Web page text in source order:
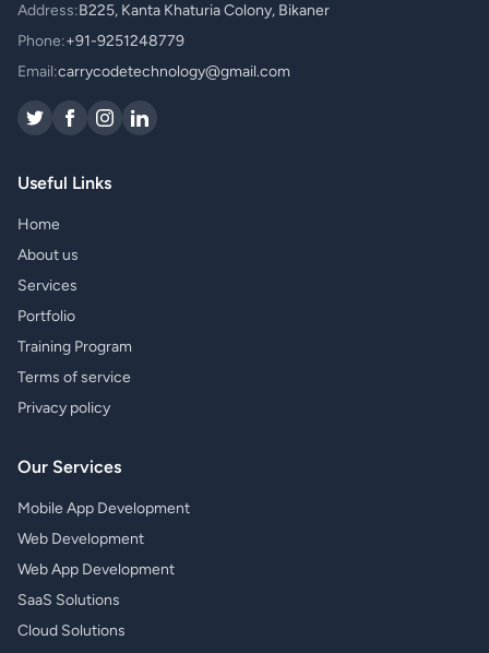
Address:B225, Kanta Khaturia Colony, Bikaner
Phone:+91-9251248779
Email:carrycodetechnology@gmail.com
Useful Links
Home
About us
Services
Portfolio
Training Program
Terms of service
Privacy policy
Our Services
Mobile App Development
Web Development
Web App Development
SaaS Solutions
Cloud Solutions